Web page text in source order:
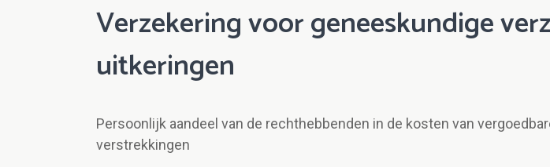
Verzekering voor geneeskundige
uitkeringen
Persoonlijk aandeel van de rechthebbenden in de kosten van
verstrekkingen